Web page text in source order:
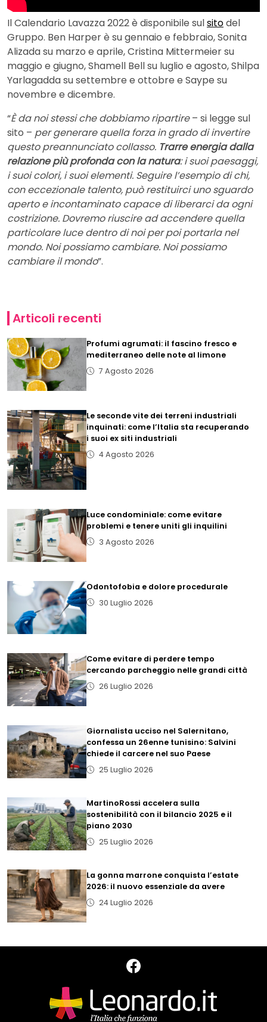
Il Calendario Lavazza 2022 è disponibile sulsitodel
Gruppo. Ben Harper è su gennaio e febbraio, Sonita
Alizada su marzo e aprile, Cristina Mittermeier su
maggio e giugno, Shamell Bell su luglio e agosto, Shilpa
Yarlagadda su settembre e ottobre e Saype su
novembre e dicembre.
“È da noi stessi che dobbiamo ripartire– si legge sul
sito – per generare quella forza in grado di invertire
questo preannunciato collasso. Trarre energia dalla
relazione più profonda con la natura: i suoi paesaggi,
i suoi colori, i suoi elementi. Seguire l’esempio di chi,
con eccezionale talento, può restituirci uno sguardo
aperto e incontaminato capace di liberarci da ogni
costrizione. Dovremo riuscire ad accendere quella
particolare luce dentro di noi per poi portarla nel
mondo. Noi possiamo cambiare. Noi possiamo
cambiare il mondo”.
Articoli recenti
Profumi agrumati: il fascino fresco e
mediterraneo delle note al limone
7 Agosto 2026
Le seconde vite dei terreni industriali
inquinati: come l’Italia sta recuperando
i suoi ex siti industriali
4 Agosto 2026
Luce condominiale: come evitare
problemi e tenere uniti gli inquilini
3 Agosto 2026
Odontofobia e dolore procedurale
30 Luglio 2026
Come evitare di perdere tempo
cercando parcheggio nelle grandi città
26 Luglio 2026
Giornalista ucciso nel Salernitano,
confessa un 26enne tunisino: Salvini
chiede il carcere nel suo Paese
25 Luglio 2026
MartinoRossi accelera sulla
sostenibilità con il bilancio 2025 e il
piano 2030
25 Luglio 2026
La gonna marrone conquista l’estate
2026: il nuovo essenziale da avere
24 Luglio 2026